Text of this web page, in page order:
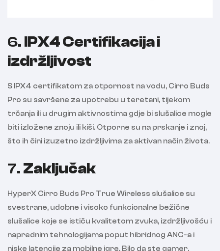
6. IPX4 Certifikacija i
izdržljivost
S IPX4 certifikatom za otpornost na vodu, Cirro Buds
Pro su savršene za upotrebu u teretani, tijekom
trčanja ili u drugim aktivnostima gdje bi slušalice mogle
biti izložene znoju ili kiši. Otporne su na prskanje i znoj,
što ih čini izuzetno izdržljivima za aktivan način života.
7. Zaključak
HyperX Cirro Buds Pro True Wireless slušalice su
svestrane, udobne i visoko funkcionalne bežične
slušalice koje se ističu kvalitetom zvuka, izdržljivošću i
naprednim tehnologijama poput hibridnog ANC-a i
niske latencije za mobilne igre. Bilo da ste gamer,